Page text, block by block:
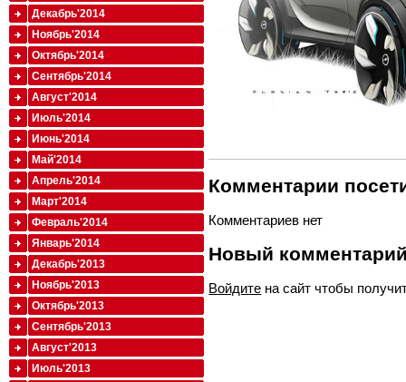
Комментарии
Комментариев нет
Новый
Войдите на сайт чтобы
Декабрь'2014
Ноябрь'2014
Октябрь'2014
Сентябрь'2014
Август'2014
Июль'2014
Июнь'2014
Май'2014
Апрель'2014
Март'2014
Февраль'2014
Январь'2014
Декабрь'2013
Ноябрь'2013
Октябрь'2013
Сентябрь'2013
Август'2013
Июль'2013